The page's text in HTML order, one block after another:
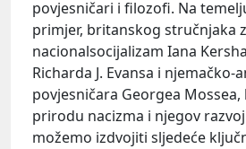
povjesničari i filozofi. Na
primjer, britanskog stručnjaka
nacionalsocijalizam Iana
Richarda J. Evansa i njemačko-
povjesničara Georgea
prirodu nacizma i njegov
možemo izdvojiti sljedeće